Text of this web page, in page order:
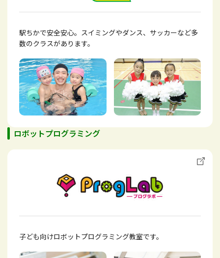
駅ちかで安全安心。スイミングやダンス、サッカーなど多
数のクラスがあります。
ロボットプログラミング
子ども向けロボットプログラミング教室です。